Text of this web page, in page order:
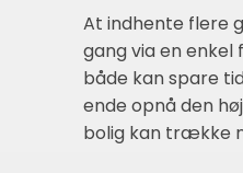
At indhente flere
gang via en enkel
både kan spare
ende opnå den
bolig kan trække